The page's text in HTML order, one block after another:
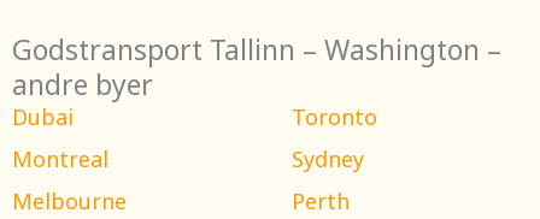
Godstransport Tallinn – Washington –
andre byer
Dubai
Toronto
Montreal
Sydney
Melbourne
Perth